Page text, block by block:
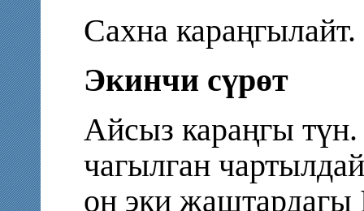
Сахна караңгылайт.
Экинчи сүрөт
Айсыз караңгы
чагылган
он эки жаштардагы